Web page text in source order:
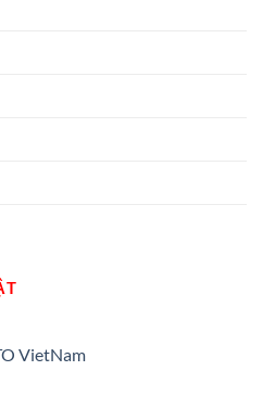
VietNam